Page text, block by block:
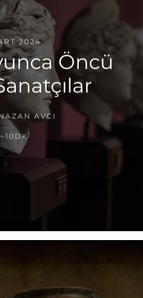
2024
Öncü
AVCI
~10DK